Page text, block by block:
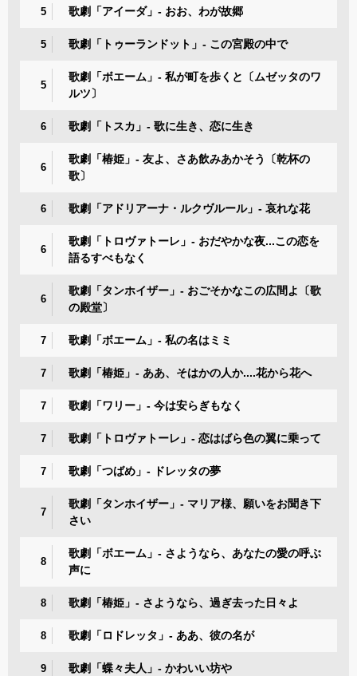
5 歌劇「アイーダ」- おお、わが故郷
5 歌劇「トゥーランドット」- この宮殿の中で
5
歌劇「ボエーム」- 私が町を歩くと〔ムゼッタのワ
ルツ〕
6 歌劇「トスカ」- 歌に生き、恋に生き
6
歌劇「椿姫」- 友よ、さあ飲みあかそう〔乾杯の
歌〕
6 歌劇「アドリアーナ・ルクヴルール」- 哀れな花
6
歌劇「トロヴァトーレ」- おだやかな夜...この恋を
語るすべもなく
6
歌劇「タンホイザー」- おごそかなこの広間よ〔歌
の殿堂〕
7 歌劇「ボエーム」- 私の名はミミ
7 歌劇「椿姫」- ああ、そはかの人か....花から花へ
7 歌劇「ワリー」- 今は安らぎもなく
7 歌劇「トロヴァトーレ」- 恋はばら色の翼に乗って
7 歌劇「つばめ」- ドレッタの夢
7
歌劇「タンホイザー」- マリア様、願いをお聞き下
さい
8
歌劇「ボエーム」- さようなら、あなたの愛の呼ぶ
声に
8 歌劇「椿姫」- さようなら、過ぎ去った日々よ
8 歌劇「ロドレッタ」- ああ、彼の名が
9 歌劇「蝶々夫人」- かわいい坊や